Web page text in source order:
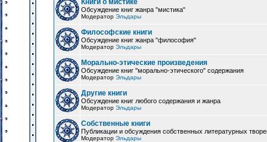
Книги о мистике
Обсуждение книг жанра "мистика"
Модератор Эльдары
Философские книги
Обсуждение книг жанра "философия"
Модератор Эльдары
Морально-этические произведения
Обсуждение книг "морально-этического" содержания
Модератор Эльдары
Другие книги
Обсуждение книг любого содержания и жанра
Модератор Эльдары
Собственные книги
Публикации и обсуждения собственных литературных
Модератор Эльдары